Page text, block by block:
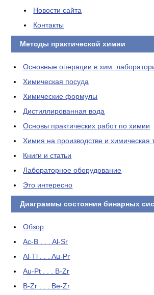
Новости сайта
Контакты
Методы практической химии
Основные операции в хим.
Химическая посуда
Химические формулы
Дистиллированная вода
Основы практических работ по химии
Химия на производстве и химическая
Книги и статьи
Лабораторное оборудование
Это интересно
Диаграммы состояния бинарных
Обзор
Ac-B . . . Al-Sr
Al-Tl . . . Au-Pr
Au-Pt . . . B-Zr
B-Zr . . . Be-Zr